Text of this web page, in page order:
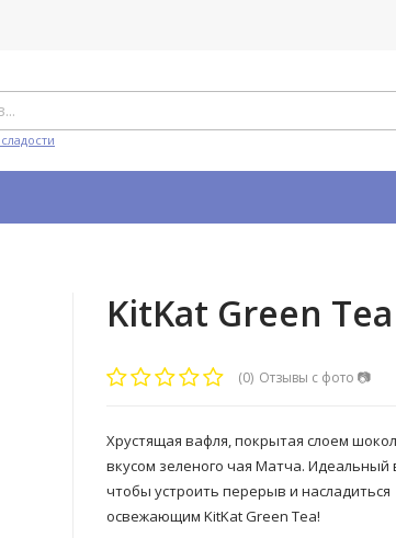
KitKat Green Tea
(0) Отзывы с фото 📷
Хрустящая вафля, покрытая слоем
вкусом зеленого чая Матча. Идеальный
чтобы устроить перерыв и насладиться
освежающим KitKat Green Tea!